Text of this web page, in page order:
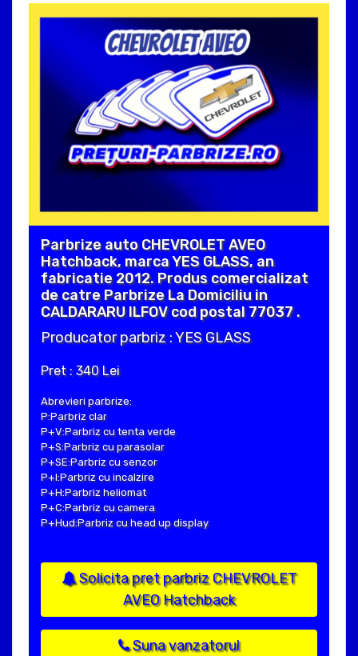
Parbrize auto CHEVROLET AVEO
Hatchback, marca YES GLASS, an
fabricatie 2012. Produs comercializat
de catre Parbrize La Domiciliu in
CALDARARU ILFOV cod postal 77037 .
Producator parbriz : YES GLASS
Pret : 340 Lei
Abrevieri parbrize:
P:Parbriz clar
P+V:Parbriz cu tenta verde
P+S:Parbriz cu parasolar
P+SE:Parbriz cu senzor
P+I:Parbriz cu incalzire
P+H:Parbriz heliomat
P+C:Parbriz cu camera
P+Hud:Parbriz cu head up display
Solicita pret parbriz CHEVROLET
AVEO Hatchback
Suna vanzatorul